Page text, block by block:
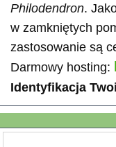
Philodendron.
w zamkniętych
zastosowanie są
Darmowy hosting:
Identyfikacja